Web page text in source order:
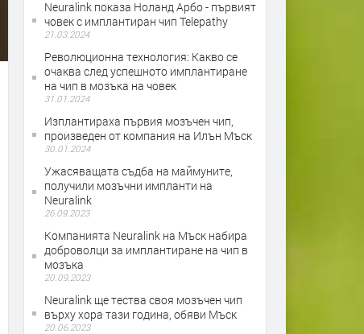
Neuralink показа Ноланд Арбо - първият
човек с имплантиран чип Telepathy
21.03.2024
Революционна технология: Какво се
очаква след успешното имплантиране
на чип в мозъка на човек
31.01.2024
Изплантираха първия мозъчен чип,
произведен от компания на Илън Мъск
30.01.2024
Ужасяващата съдба на маймуните,
получили мозъчни импланти на
Neuralink
26.09.2023
Компанията Neuralink на Мъск набира
доброволци за имплантиране на чип в
мозъка
20.09.2023
Neuralink ще тества своя мозъчен чип
върху хора тази година, обяви Мъск
20.06.2023